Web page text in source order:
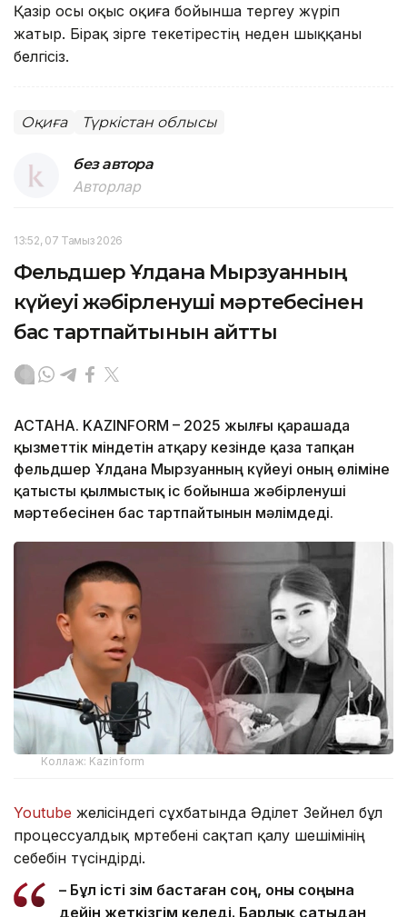
Қазір осы оқыс оқиға бойынша тергеу жүріп
жатыр. Бірақ әзірге текетірестің неден шыққаны
белгісіз.
Оқиға Түркістан облысы
без автора
Авторлар
13:52, 07 Тамыз 2026
Фельдшер Ұлдана Мырзуанның
күйеуі жәбірленуші мәртебесінен
бас тартпайтынын айтты
АСТАНА. KAZINFORM – 2025 жылғы қарашада
қызметтік міндетін атқару кезінде қаза тапқан
фельдшер Ұлдана Мырзуанның күйеуі оның өліміне
қатысты қылмыстық іс бойынша жәбірленуші
мәртебесінен бас тартпайтынын мәлімдеді.
Коллаж: Kazinform
Youtube желісіндегі сұхбатында Әділет Зейнел бұл
процессуалдық мәртебені сақтап қалу шешімінің
себебін түсіндірді.
– Бұл істі өзім бастаған соң, оны соңына
дейін жеткізгім келеді. Барлық сатыдан